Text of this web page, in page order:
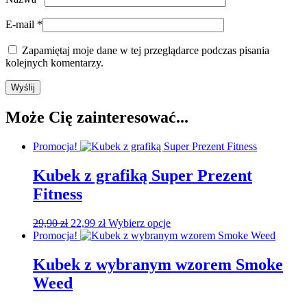
E-mail *
Zapamiętaj moje dane w tej przeglądarce podczas pisania
kolejnych komentarzy.
Może Cię zainteresować...
Promocja!
Kubek z grafiką Super Prezent
Fitness
29,90zł Pierwotna
cena
29,90 zł.
22,99 złAktualna
cena
22,99 zł.
Wybierz opcje
Promocja!
Kubek z wybranym wzorem Smoke
Weed